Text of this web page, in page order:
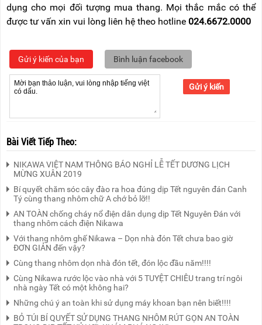
dụng cho mọi đối tượng mua thang. Mọi thắc mắc có thể
được tư vấn xin vui lòng liên hệ theo hotline 024.6672.0000
Gửi ý kiến của bạn Bình luận facebook
Gửi ý kiến
Bài Viết Tiếp Theo:
NIKAWA VIỆT NAM THÔNG BÁO NGHỈ LỄ TẾT DƯƠNG LỊCH
MỪNG XUÂN 2019
Bí quyết chăm sóc cây đào ra hoa đúng dịp Tết nguyên đán Canh
Tý cùng thang nhôm chữ A chớ bỏ lỡ!!
AN TOÀN chống cháy nổ điện dân dụng dịp Tết Nguyên Đán với
thang nhôm cách điện Nikawa
Với thang nhôm ghế Nikawa – Dọn nhà đón Tết chưa bao giờ
ĐƠN GIẢN đến vậy?
Cùng thang nhôm dọn nhà đón tết, đón lộc đầu năm!!!!
Cùng Nikawa rước lộc vào nhà với 5 TUYỆT CHIÊU trang trí ngôi
nhà ngày Tết có một không hai?
Những chú ý an toàn khi sử dụng máy khoan bạn nên biết!!!!
BỎ TÚI BÍ QUYẾT SỬ DỤNG THANG NHÔM RÚT GỌN AN TOÀN